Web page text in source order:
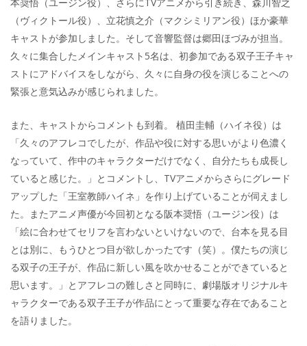
（ヴィクトール役）、立花慎之介（マクシミリアン役）ほか豪華
キャストが参加しました。そして音響監督は郷田ほづみが担当。
久々に集合したメインキャスト5名は、初参加である双子王子キャ
ストにアドバイスをしながら、久々に自身の役を演じることへの
緊張と意気込みが感じられました。
また、キャストからコメントも到着。 植田圭輔（ハイネ役）は
「久々のアフレコでしたが、作品や役に対する思いがより色濃く
なっていて、作中のキャラクターだけでなく、自分たちも成長し
ていると感じた。」とコメントし、TVアニメからさらにグレード
アップした「王室教師ハイネ」を作り上げていることが伺えまし
た。またアニメ声優が今回初となる阪本奨悟（ユージン役）は
「絵に合わせてセリフを言わないといけないので、台本を見る目
とは別に、もうひとつ目が欲しかったです（笑）。僕たちの演じ
る双子の王子が、作品に新しい風を吹かせることができていると
思います。」とアフレコの難しさと同時に、劇場版オリジナルキ
ャラクターである双子王子が作品にとって重要な存在であること
を語りました。